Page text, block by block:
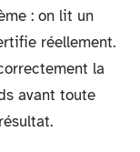
: on lit un
réellement.
la
avant toute